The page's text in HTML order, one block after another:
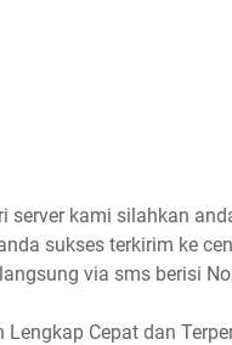
kami silahkan
sukses terkirim ke
via sms berisi
Cepat dan